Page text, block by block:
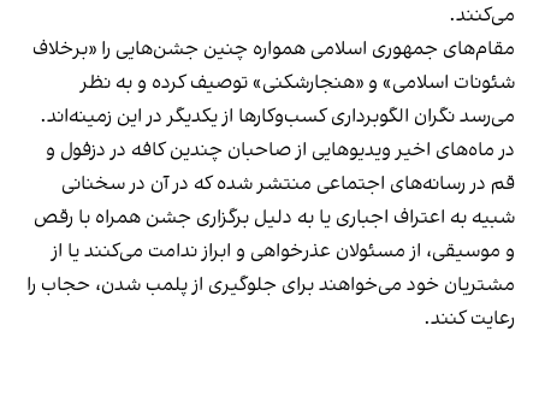
می‌کنند.
مقام‌های جمهوری اسلامی همواره چنین جشن‌هایی را «برخلاف
شئونات اسلامی» و «هنجارشکنی» توصیف کرده و به نظر
می‌رسد نگران الگوبرداری کسب‌وکارها از یکدیگر در این زمینه‌اند.
در ماه‌های اخیر ویدیوهایی از صاحبان چندین کافه در دزفول و
قم در رسانه‌های اجتماعی منتشر شده که در آن در سخنانی
شبیه به اعتراف اجباری یا به دلیل برگزاری جشن همراه با رقص
و موسیقی، از مسئولان عذرخواهی و ابراز ندامت می‌کنند یا از
مشتریان خود می‌خواهند برای جلوگیری از پلمب شدن، حجاب را
رعایت کنند.